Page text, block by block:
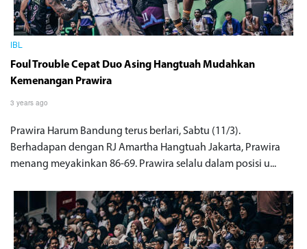
IBL
Foul Trouble Cepat Duo Asing Hangtuah Mudahkan
Kemenangan Prawira
3 years ago
Prawira Harum Bandung terus berlari, Sabtu (11/3).
Berhadapan dengan RJ Amartha Hangtuah Jakarta, Prawira
menang meyakinkan 86-69. Prawira selalu dalam posisi u...